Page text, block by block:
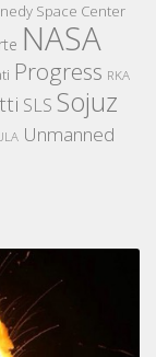
Space Center
NASA
Progress RKA
SLS Sojuz
Unmanned